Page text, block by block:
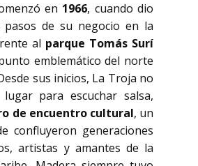
en 1966, cuando dio
de su negocio en la
al parque Tomás Surí
emblemático del norte
sus inicios, La Troja no
para escuchar salsa,
de encuentro cultural, un
confluyeron generaciones
artistas y amantes de la